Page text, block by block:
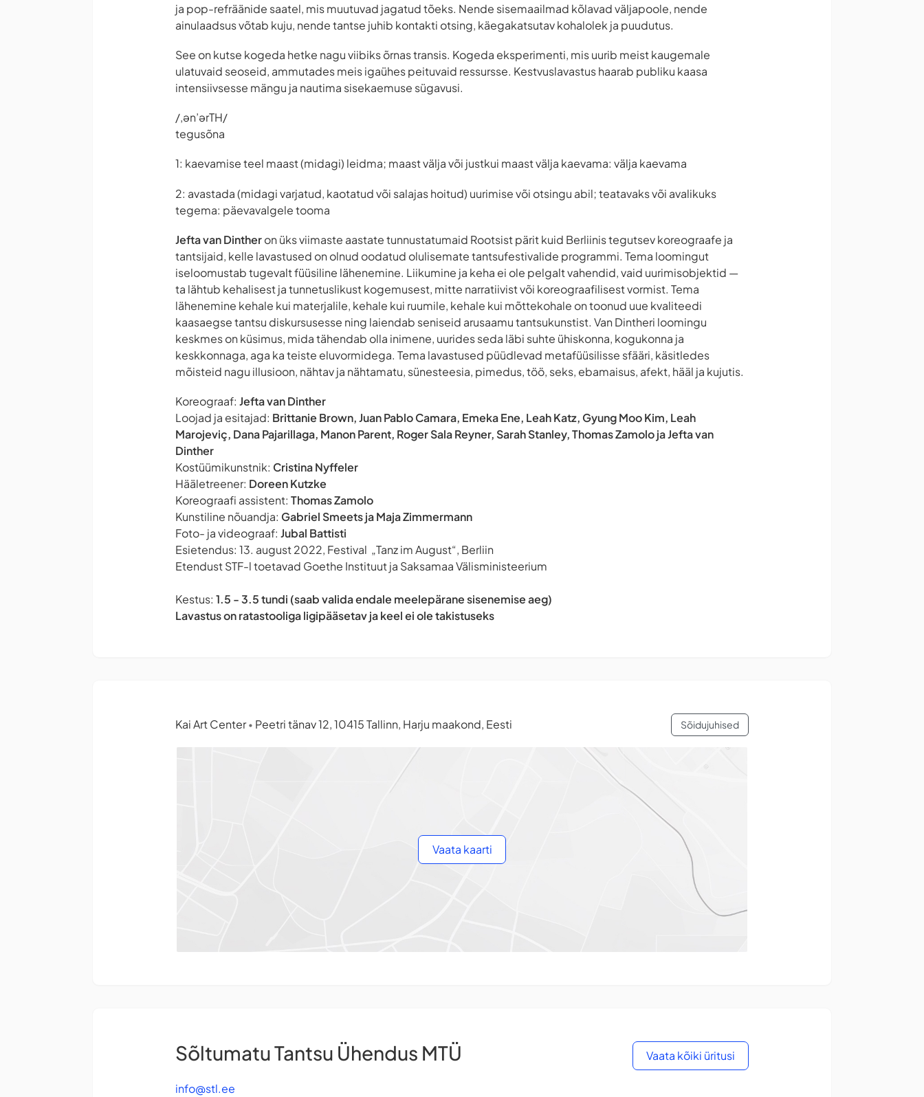
ja pop-refräänide saatel, mis muutuvad jagatud tõeks. Nende sisemaailmad kõlavad väljapoole, nende
ainulaadsus võtab kuju, nende tantse juhib kontakti otsing, käegakatsutav kohalolek ja puudutus.
See on kutse kogeda hetke nagu viibiks õrnas transis. Kogeda eksperimenti, mis uurib meist kaugemale
ulatuvaid seoseid, ammutades meis igaühes peituvaid ressursse. Kestvuslavastus haarab publiku kaasa
intensiivsesse mängu ja nautima sisekaemuse sügavusi.
/,ən’ərTH/
tegusõna
1: kaevamise teel maast (midagi) leidma; maast välja või justkui maast välja kaevama: välja kaevama
2: avastada (midagi varjatud, kaotatud või salajas hoitud) uurimise või otsingu abil; teatavaks või avalikuks
tegema: päevavalgele tooma
Jefta van Dintheron üks viimaste aastate tunnustatumaid Rootsist pärit kuid Berliinis tegutsev koreograafe ja
tantsijaid, kelle lavastused on olnud oodatud olulisemate tantsufestivalide programmi. Tema loomingut
iseloomustab tugevalt füüsiline lähenemine. Liikumine ja keha ei ole pelgalt vahendid, vaid uurimisobjektid —
ta lähtub kehalisest ja tunnetuslikust kogemusest, mitte narratiivist või koreograafilisest vormist. Tema
lähenemine kehale kui materjalile, kehale kui ruumile, kehale kui mõttekohale on toonud uue kvaliteedi
kaasaegse tantsu diskursusesse ning laiendab seniseid arusaamu tantsukunstist. Van Dintheri loomingu
keskmes on küsimus, mida tähendab olla inimene, uurides seda läbi suhte ühiskonna, kogukonna ja
keskkonnaga, aga ka teiste eluvormidega. Tema lavastused püüdlevad metafüüsilisse sfääri, käsitledes
mõisteid nagu illusioon, nähtav ja nähtamatu, sünesteesia, pimedus, töö, seks, ebamaisus, afekt, hääl ja kujutis.
Koreograaf: Jefta van Dinther
Loojad ja esitajad: Brittanie Brown, Juan Pablo Camara, Emeka Ene, Leah Katz, Gyung Moo Kim, Leah
Marojeviç, Dana Pajarillaga, Manon Parent, Roger Sala Reyner, Sarah Stanley, Thomas Zamolo ja Jefta van
Dinther
Kostüümikunstnik: Cristina Nyffeler
Hääletreener: Doreen Kutzke
Koreograafi assistent: Thomas Zamolo
Kunstiline nõuandja: Gabriel Smeets ja Maja Zimmermann
Foto- ja videograaf: Jubal Battisti
Esietendus: 13. august 2022, Festival „Tanz im August“, Berliin
Etendust STF-l toetavad Goethe Instituut ja Saksamaa Välisministeerium
Kestus: 1.5 - 3.5 tundi (saab valida endale meelepärane sisenemise aeg)
Lavastus on ratastooliga ligipääsetav ja keel ei ole takistuseks
Kai Art Center• Peetri tänav 12, 10415 Tallinn, Harju maakond, Eesti Sõidujuhised
Vaata kaarti
Sõltumatu Tantsu Ühendus MTÜ
info@stl.ee
Vaata kõiki üritusi